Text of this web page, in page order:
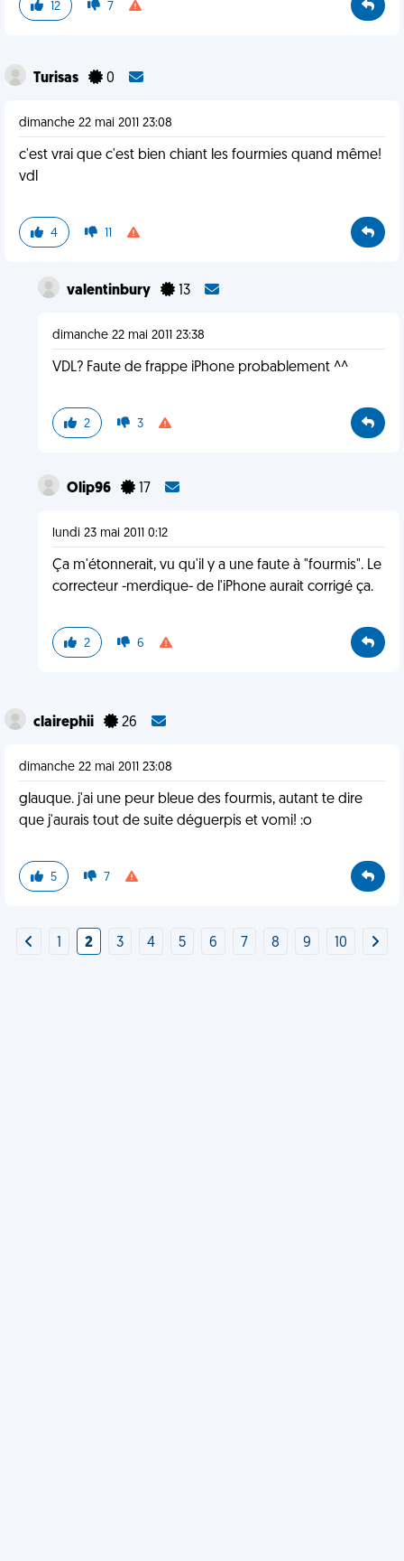
12 7
Turisas 0
dimanche 22 mai 2011 23:08
c'est vrai que c'est bien chiant les fourmies quand même!
vdl
4 11
valentinbury 13
dimanche 22 mai 2011 23:38
VDL? Faute de frappe iPhone probablement ^^
2 3
Olip96 17
lundi 23 mai 2011 0:12
Ça m'étonnerait, vu qu'il y a une faute à "fourmis". Le
correcteur -merdique- de l'iPhone aurait corrigé ça.
2 6
clairephii 26
dimanche 22 mai 2011 23:08
glauque. j'ai une peur bleue des fourmis, autant te dire
que j'aurais tout de suite déguerpis et vomi! :o
5 7
2 3 4 5 6 7 8 9 10